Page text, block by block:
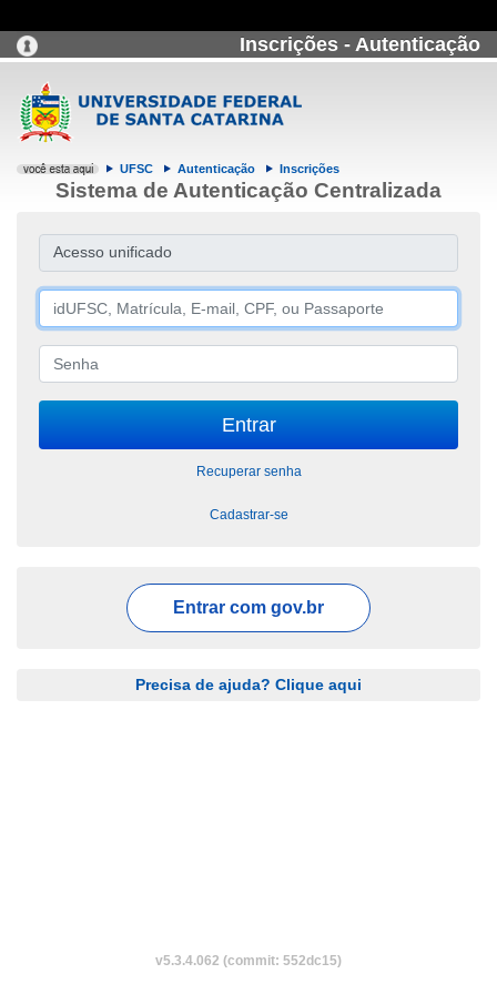
Inscrições - Autenticação
UFSC Autenticação Inscrições
Sistema de Autenticação Centralizada
Acesso unificado
Recuperar senha
Cadastrar-se
Entrar com gov.br
Precisa de ajuda? Clique aqui
v5.3.4.062 (commit: 552dc15)